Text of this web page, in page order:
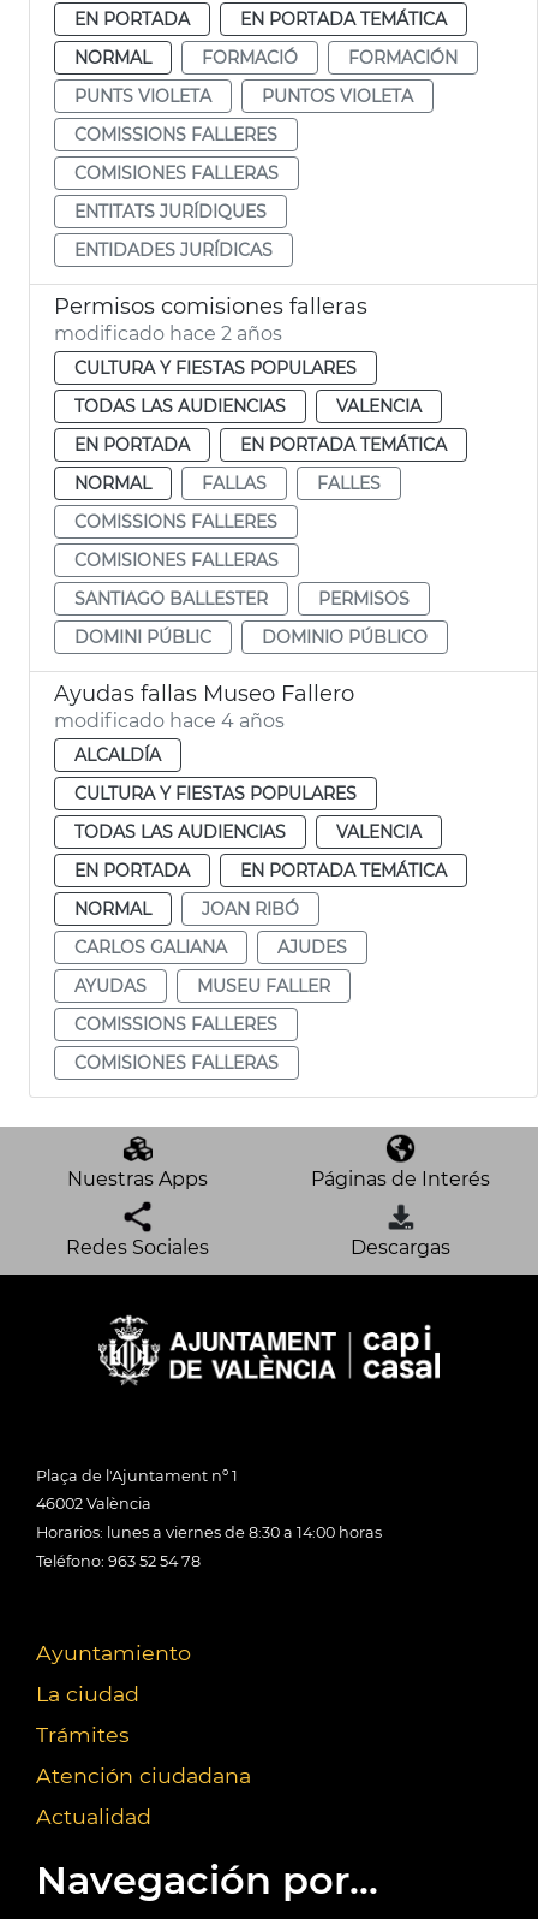
EN PORTADA
EN PORTADA TEMÁTICA
NORMAL
FORMACIÓ
FORMACIÓN
PUNTS VIOLETA
PUNTOS VIOLETA
COMISSIONS FALLERES
COMISIONES FALLERAS
ENTITATS JURÍDIQUES
ENTIDADES JURÍDICAS
Permisos comisiones falleras
modificado hace 2 años
CULTURA Y FIESTAS POPULARES
TODAS LAS AUDIENCIAS
VALENCIA
EN PORTADA
EN PORTADA TEMÁTICA
NORMAL
FALLAS
FALLES
COMISSIONS FALLERES
COMISIONES FALLERAS
SANTIAGO BALLESTER
PERMISOS
DOMINI PÚBLIC
DOMINIO PÚBLICO
Ayudas fallas Museo Fallero
modificado hace 4 años
ALCALDÍA
CULTURA Y FIESTAS POPULARES
TODAS LAS AUDIENCIAS
VALENCIA
EN PORTADA
EN PORTADA TEMÁTICA
NORMAL
JOAN RIBÓ
CARLOS GALIANA
AJUDES
AYUDAS
MUSEU FALLER
COMISSIONS FALLERES
COMISIONES FALLERAS
Nuestras Apps Páginas de Interés
Redes Sociales Descargas
Plaça de l'Ajuntament nº 1
46002 València
Horarios: lunes a viernes de 8:30 a 14:00 horas
Teléfono: 963 52 54 78
Ayuntamiento
La ciudad
Trámites
Atención ciudadana
Actualidad
Navegación por...